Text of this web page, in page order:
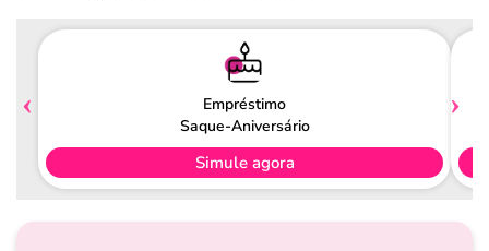
Empréstimo
Saque-Aniversário
Simule agora